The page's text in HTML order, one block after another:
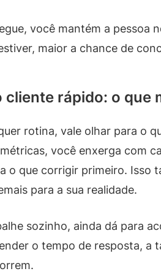
você mantém a pessoa
maior a chance de
rápido: o que
rotina, vale olhar para o
você enxerga com
o que corrigir primeiro. Isso
para a sua realidade.
sozinho, ainda dá para
o tempo de resposta, a